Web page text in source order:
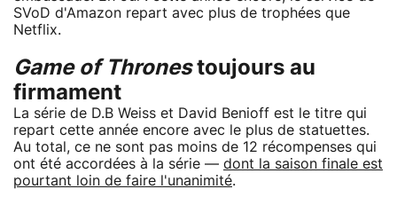
SVoD d'Amazon repart avec plus de trophées que
Netflix.
Game of Thronestoujours au
firmament
La série de D.B Weiss et David Benioff est le titre qui
repart cette année encore avec le plus de statuettes.
Au total, ce ne sont pas moins de 12 récompenses qui
ont été accordées à la série — dont la saison finale est
pourtant loin de faire l'unanimité.